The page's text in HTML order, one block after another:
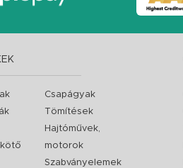
Csapágyak
Tömítések
Hajtóművek,
motorok
Szabványelemek